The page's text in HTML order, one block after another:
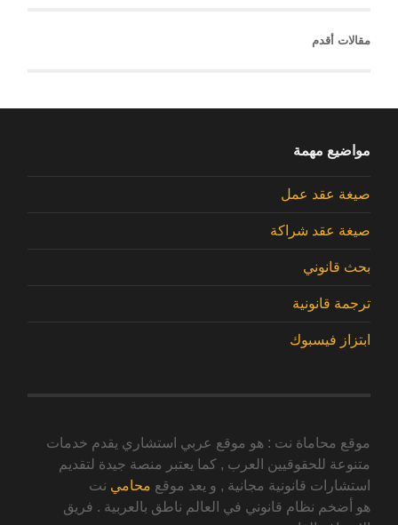
مقالات أقدم
مواضيع مهمة
صيغة عقد عمل
صيغة عقد شراكة
بحث قانوني
ترجمة قانونية
ابتزاز فيسبوك
موقع محاماة نت : هو موقع عربي استشاري يقدم خدمات
متنوعة للحقوقيين العرب , كما يعتبر منصة جيدة لتقديم
استشارات قانونية مجانية , و يعد موقع محامي نت
هو أضخم نظام قانوني في العالم ناطق بالعربية . فريق